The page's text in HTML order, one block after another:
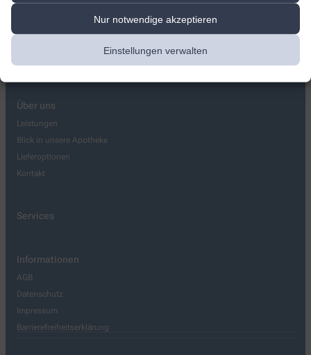
Nur notwendige akzeptieren
Einstellungen verwalten
Über uns
Leistungen
Blick in unsere Apotheke
Lieferoptionen
Kontakt
Services
Informationen
AGB
Datenschutz
Impressum
Barrierefreiheitserklärung